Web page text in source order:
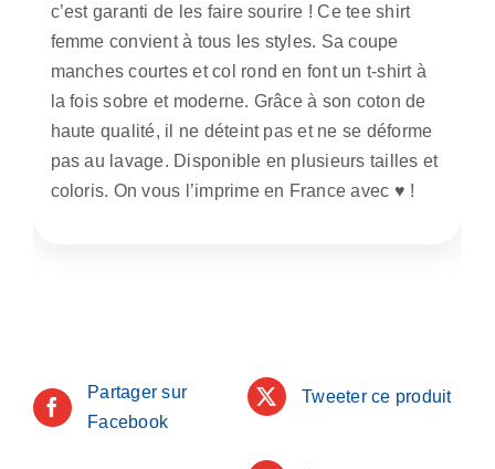
c’est garanti de les faire sourire ! Ce tee shirt
femme convient à tous les styles. Sa coupe
manches courtes et col rond en font un t-shirt à
la fois sobre et moderne. Grâce à son coton de
haute qualité, il ne déteint pas et ne se déforme
pas au lavage. Disponible en plusieurs tailles et
coloris. On vous l’imprime en France avec ♥️ !
Partager sur
Facebook
Tweeter ce produit